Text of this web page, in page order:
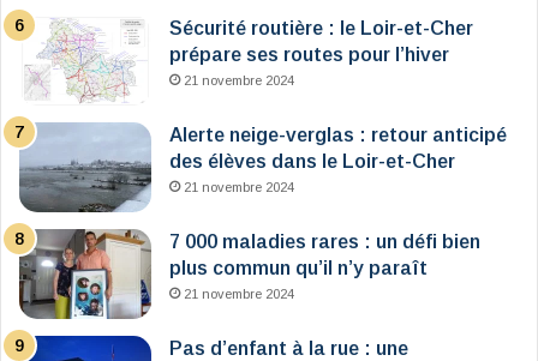
Sécurité routière : le Loir-et-Cher
prépare ses routes pour l’hiver
21 novembre 2024
Alerte neige-verglas : retour anticipé
des élèves dans le Loir-et-Cher
21 novembre 2024
7 000 maladies rares : un défi bien
plus commun qu’il n’y paraît
21 novembre 2024
Pas d’enfant à la rue : une